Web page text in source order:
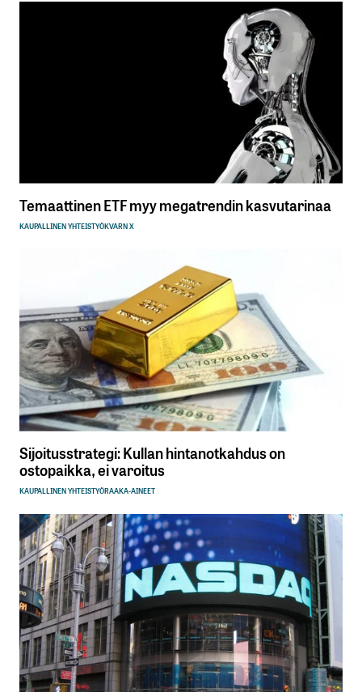
Temaattinen ETF myy megatrendin kasvutarinaa
KAUPALLINEN YHTEISTYÖKVARN X
Sijoitusstrategi: Kullan hintanotkahdus on
ostopaikka, ei varoitus
KAUPALLINEN YHTEISTYÖRAAKA-AINEET